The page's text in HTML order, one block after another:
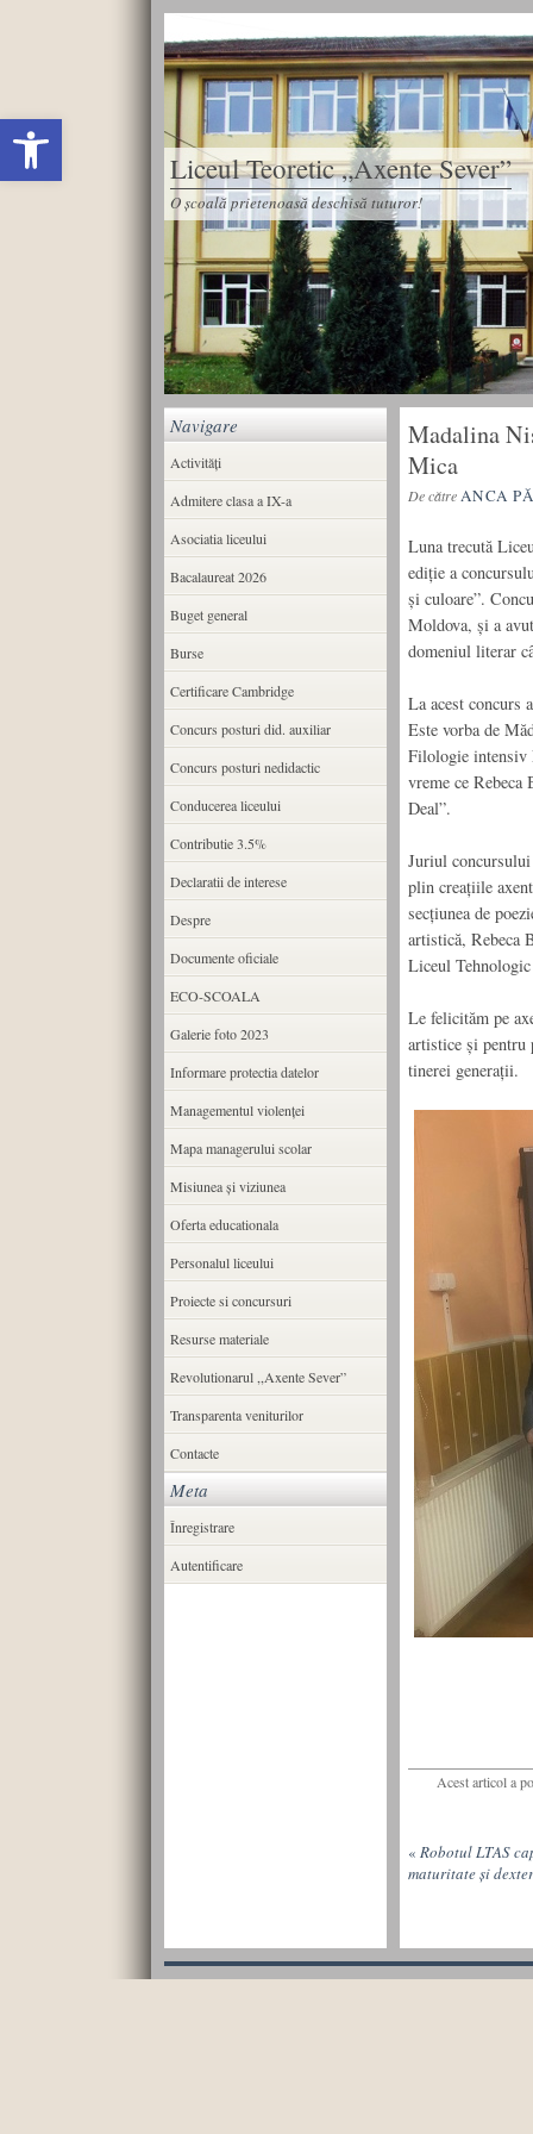
Deschide bara de unelte
Liceul Teoretic „Axente Sever”
O școală prietenoasă deschisă tuturor!
Madalina
Mica
De cătreANCA
Luna trecută
ediție a
și culoare”.
Moldova, și a
domeniul literar
La acest concurs
Este vorba de
Filologie intensiv
vreme ce Rebeca
Deal”.
Juriul concursului
plin creațiile
secțiunea de
artistică, Rebeca
Liceul
Le felicităm pe
artistice și pentru
tinerei generații.
Acest articol a
« Robotul LTAS
maturitate și
Navigare
Activități
Admitere clasa a IX-a
Asociatia liceului
Bacalaureat 2026
Buget general
Burse
Certificare Cambridge
Concurs posturi did. auxiliar
Concurs posturi nedidactic
Conducerea liceului
Contributie 3.5%
Declaratii de interese
Despre
Documente oficiale
ECO-SCOALA
Galerie foto 2023
Informare protectia datelor
Managementul violenței
Mapa managerului scolar
Misiunea şi viziunea
Oferta educationala
Personalul liceului
Proiecte si concursuri
Resurse materiale
Revolutionarul ,,Axente Sever”
Transparenta veniturilor
Contacte
Meta
Înregistrare
Autentificare